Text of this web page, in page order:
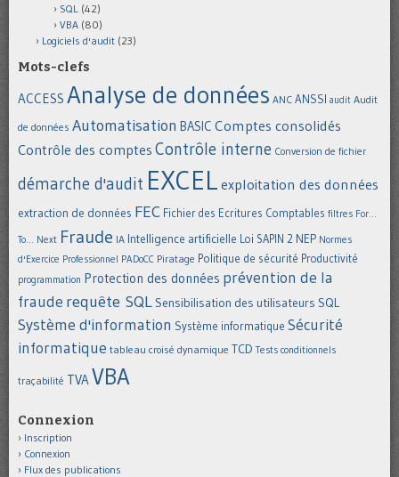
SQL (42)
VBA (80)
Logiciels d'audit (23)
Mots-clefs
ACCESS Analyse de données ANC ANSSI audit Audit
de données Automatisation BASIC Comptes consolidés
Contrôle des comptes Contrôle interne Conversion de fichier
démarche d'audit EXCEL exploitation des données
extraction de données FEC Fichier des Ecritures Comptables filtres For...
To... Next Fraude IA Intelligence artificielle Loi SAPIN 2 NEP Normes
d'Exercice Professionnel PADoCC Piratage Politique de sécurité Productivité
programmation Protection des données prévention de la
fraude requête SQL Sensibilisation des utilisateurs SQL
Système d'information Système informatique Sécurité
informatique tableau croisé dynamique TCD Tests conditionnels
traçabilité TVA VBA
Connexion
Inscription
Connexion
Flux des publications